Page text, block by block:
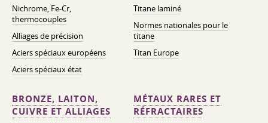
Nichrome, Fe-Cr,
thermocouples
Alliages de précision
Aciers spéciaux européens
Aciers spéciaux état
Titane laminé
Normes nationales pour le
titane
Titan Europe
BRONZE, LAITON,
CUIVRE ET ALLIAGES
MÉTAUX RARES ET
RÉFRACTAIRES